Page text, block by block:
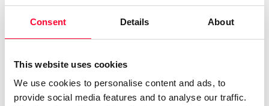
Consent Details About
This website uses cookies
We use cookies to personalise content and ads, to
provide social media features and to analyse our traffic.
del uso de las nuevas tecnologías, también mágicas a su
manera, ya que te hacen captar momentos y mantenerlos
en el tiempo tal y como ocurrieron, y así muchas personas
Las conexiones, nutrirse de ellas, es lo que da lugar al arte.